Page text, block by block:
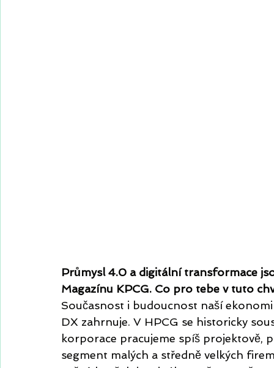
Průmysl 4.0 a digitální transformace
Magazínu KPCG. Co pro tebe v tuto
Současnost i budoucnost naší
DX zahrnuje. V HPCG se historicky
korporace pracujeme spíš projektově,
segment malých a středně velkých